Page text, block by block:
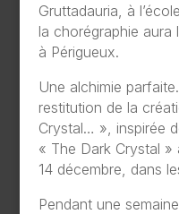
Gruttadauria, à
la chorégraphie aura
à Périgueux.
Une alchimie
restitution de la
Crystal… », inspirée
« The Dark Crystal »
14 décembre, dans
Pendant une